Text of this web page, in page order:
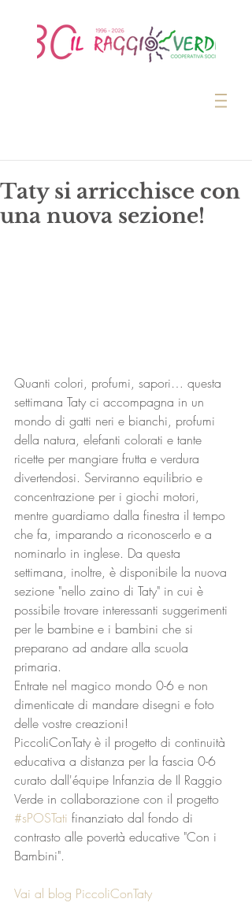
Taty si arricchisce con
una nuova sezione!
Quanti colori, profumi, sapori… questa
settimana Taty ci accompagna in un
mondo di gatti neri e bianchi, profumi
della natura, elefanti colorati e tante
ricette per mangiare frutta e verdura
divertendosi. Serviranno equilibrio e
concentrazione per i giochi motori,
mentre guardiamo dalla finestra il tempo
che fa, imparando a riconoscerlo e a
nominarlo in inglese. Da questa
settimana, inoltre, è disponibile la nuova
sezione "nello zaino di Taty" in cui è
possibile trovare interessanti suggerimenti
per le bambine e i bambini che si
preparano ad andare alla scuola
primaria.
Entrate nel magico mondo 0-6 e non
dimenticate di mandare disegni e foto
delle vostre creazioni!
PiccoliConTaty è il progetto di continuità
educativa a distanza per la fascia 0-6
curato dall'équipe Infanzia de Il Raggio
Verde in collaborazione con il progetto
#sPOSTati finanziato dal fondo di
contrasto alle povertà educative "Con i
Bambini".
Vai al blog PiccoliConTaty